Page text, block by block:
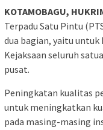
KOTAMOBAGU,
Terpadu Satu Pintu
dua bagian, yaitu untuk
Kejaksaan seluruh
pusat.
Peningkatan kualitas
untuk meningkatkan
pada masing-masing